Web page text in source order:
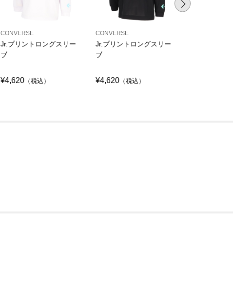
CONVERSE
Jr.プリントロングスリー
ブ
¥4,620 （税込）
CONVERSE
Jr.プリントロングスリー
ブ
¥4,620 （税込）